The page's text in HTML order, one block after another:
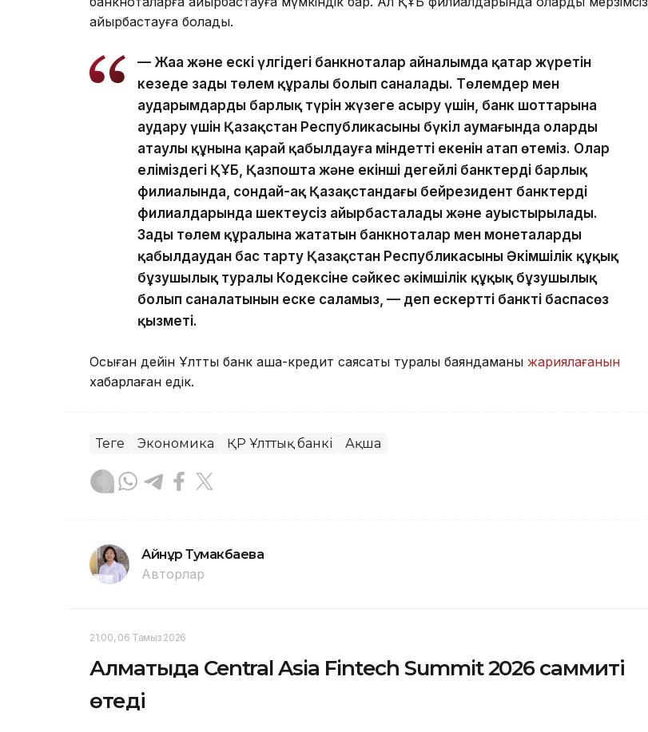
айырбастауға болады.
— Жаңа және ескі үлгідегі банкноталар айналымда қатар жүретін
кезеңде заңды төлем құралы болып саналады. Төлемдер мен
аударымдардың барлық түрін жүзеге асыру үшін, банк шоттарына
аудару үшін Қазақстан Республикасының бүкіл аумағында оларды
атаулы құнына қарай қабылдауға міндетті екенін атап өтеміз. Олар
еліміздегі ҚҰБ, Қазпошта және екінші деңгейлі банктердің барлық
филиалында, сондай-ақ Қазақстандағы бейрезидент банктердің
филиалдарында шектеусіз айырбасталады және ауыстырылады.
Заңды төлем құралына жататын банкноталар мен монеталарды
қабылдаудан бас тарту Қазақстан Республикасының Әкімшілік құқық
бұзушылық туралы Кодексіне сәйкес әкімшілік құқық бұзушылық
болып саналатынын еске саламыз, — деп ескертті банктің баспасөз
қызметі.
Осыған дейін Ұлттық банк ақша-кредит саясаты туралы баяндаманы жариялағанын
хабарлаған едік.
Теңге Экономика ҚР Ұлттық банкі Ақша
Айнұр Тумакбаева
Авторлар
21:00, 06 Тамыз 2026
Алматыда Central Asia Fintech Summit 2026 саммиті
өтеді